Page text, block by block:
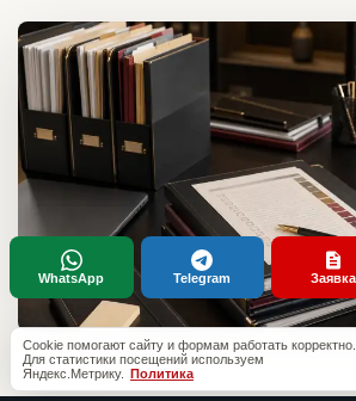
Cookie помогают сайту и формам работать корректно.
Для статистики посещений используем
Яндекс.Метрику. Политика
WhatsApp Telegram Заявка